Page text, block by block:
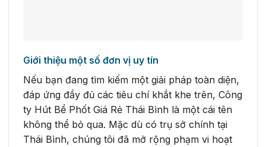
Giới thiệu một số đơn vị uy tín
Nếu bạn đang tìm kiếm một giải pháp toàn diện,
đáp ứng đầy đủ các tiêu chí khắt khe trên, Công
ty Hút Bể Phốt Giá Rẻ Thái Bình là một cái tên
không thể bỏ qua. Mặc dù có trụ sở chính tại
Thái Bình, chúng tôi đã mở rộng phạm vi hoạt